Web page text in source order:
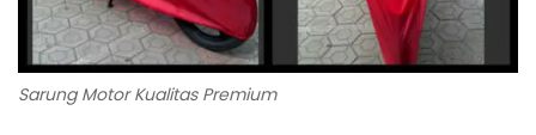
Sarung Motor Kualitas Premium